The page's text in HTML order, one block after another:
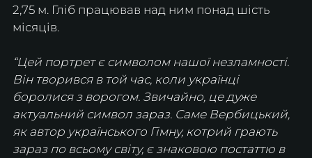
2,75 м. Гліб працював над ним понад шість
місяців.
“Цей портрет є символом нашої незламності.
Він творився в той час, коли українці
боролися з ворогом. Звичайно, це дуже
актуальний символ зараз. Саме Вербицький,
як автор українського Гімну, котрий грають
зараз по всьому світу, є знаковою постаттю в